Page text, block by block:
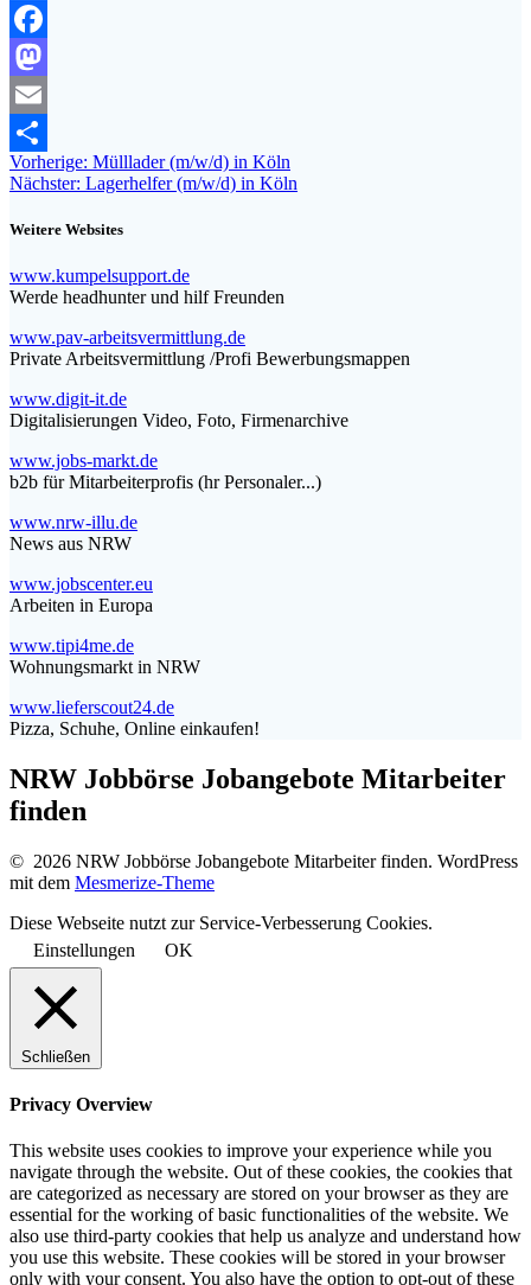
Facebook
Mastodon
Email
Teilen
Beitragsnavigation
Vorherige: Vorheriger
Beitrag:
Mülllader (m/w/d) in Köln
Nächster: Nächster
Lagerhelfer (m/w/d) in Köln
Weitere Websites
www.kumpelsupport.de
Werde headhunter und hilf Freunden
www.pav-arbeitsvermittlung.de
Private Arbeitsvermittlung /Profi Bewerbungsmappen
www.digit-it.de
Digitalisierungen Video, Foto, Firmenarchive
www.jobs-markt.de
b2b für Mitarbeiterprofis (hr Personaler...)
www.nrw-illu.de
News aus NRW
www.jobscenter.eu
Arbeiten in Europa
www.tipi4me.de
Wohnungsmarkt in NRW
www.lieferscout24.de
Pizza, Schuhe, Online einkaufen!
NRW Jobbörse Jobangebote Mitarbeiter
finden
© 2026 NRW Jobbörse Jobangebote Mitarbeiter finden. WordPress
mit dem Mesmerize-Theme
Diese Webseite nutzt zur Service-Verbesserung Cookies.
Einstellungen
OK
Schließen
Privacy Overview
This website uses cookies to improve your experience while you
navigate through the website. Out of these cookies, the cookies that
are categorized as necessary are stored on your browser as they are
essential for the working of basic functionalities of the website. We
also use third-party cookies that help us analyze and understand how
you use this website. These cookies will be stored in your browser
only with your consent. You also have the option to opt-out of these